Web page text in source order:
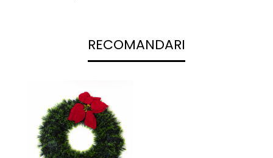
RECOMANDARI